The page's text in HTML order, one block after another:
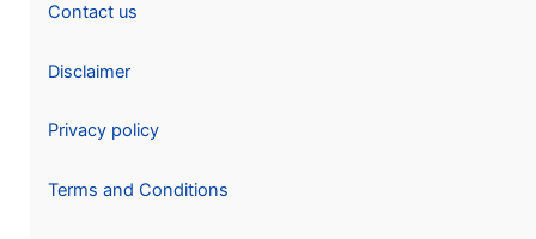
Contact us
Disclaimer
Privacy policy
Terms and Conditions